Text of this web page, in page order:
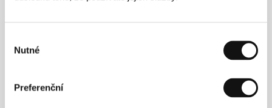
souhlasu
Nutné
Preferenční
na Universidad Gabriela Mistral v Santiago de Chile.
V letech 1996–1997 působila jako asistentka režie na